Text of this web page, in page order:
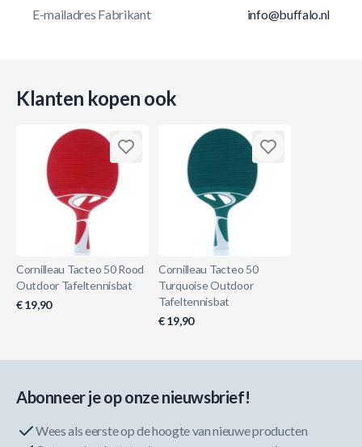
E-mailadres Fabrikant info@buffalo.nl
Klanten kopen ook
Cornilleau Tacteo 50 Rood
Outdoor Tafeltennisbat
€ 19,90
Cornilleau Tacteo 50
Turquoise Outdoor
Tafeltennisbat
€ 19,90
Abonneer je op onze nieuwsbrief!
Wees als eerste op de hoogte van nieuwe producten